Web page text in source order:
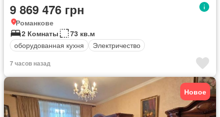
9 869 476 грн
Романкове
2 Комнаты
73 кв.м
оборудованная кухня
Электричество
7 часов назад
Новое